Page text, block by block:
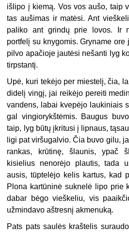
išlipo į kiemą. Vos vos aušo, taip
tas aušimas ir matėsi. Ant
paliko ant grindų prie lovos. Ir
portfelį su knygomis. Gryname
pilvo apačioje jautėsi nešanti lyg
tirpstantį.
Upė, kuri tekėjo per miestelį, čia,
didelį vingį, jai reikėjo pereiti
vandens, labai kvepėjo laukiniais
gal vingiorykštėmis. Baugus
taip, lyg būtų įkritusi į lipnaus,
ligi pat viršugalvio. Čia buvo gilu,
rankas, krūtinę, šlaunis, ypač
kisielius nenorėjo plautis, tada
ausis, tūptelėjo kelis kartus, kad
Plona kartūninė suknelė lipo prie
dabar bėgo vieškeliu, vis
užmindavo aštresnį akmenuką.
Pats pats saulės kraštelis